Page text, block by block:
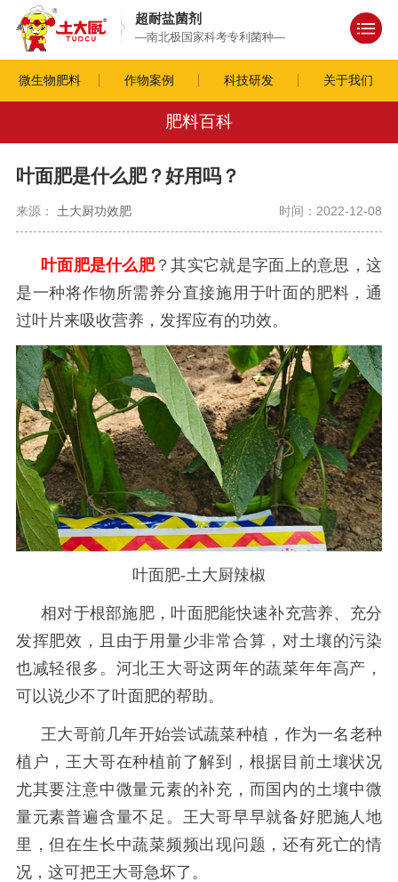
超耐盐菌剂
—南北极国家科考专利菌种—
微生物肥料 作物案例 科技研发 关于我们
肥料百科
叶面肥是什么肥？好用吗？
来源： 土大厨功效肥 时间：2022-12-08
叶面肥是什么肥？其实它就是字面上的意思，这
是一种将作物所需养分直接施用于叶面的肥料，通
过叶片来吸收营养，发挥应有的功效。
叶面肥-土大厨辣椒
相对于根部施肥，叶面肥能快速补充营养、充分
发挥肥效，且由于用量少非常合算，对土壤的污染
也减轻很多。河北王大哥这两年的蔬菜年年高产，
可以说少不了叶面肥的帮助。
王大哥前几年开始尝试蔬菜种植，作为一名老种
植户，王大哥在种植前了解到，根据目前土壤状况
尤其要注意中微量元素的补充，而国内的土壤中微
量元素普遍含量不足。王大哥早早就备好肥施人地
里，但在生长中蔬菜频频出现问题，还有死亡的情
况，这可把王大哥急坏了。